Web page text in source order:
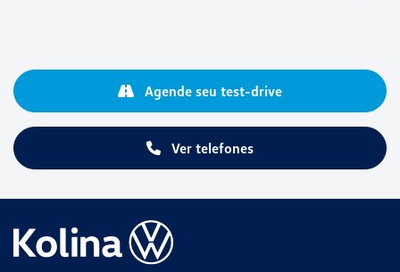
Ver telefones
Agende seu test-drive